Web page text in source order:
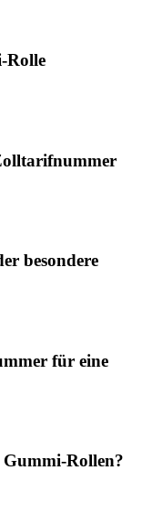
Rolle
besondere
für eine
Rollen?